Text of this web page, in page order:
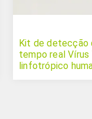
Kit de detecção
tempo real Vírus
linfotrópico